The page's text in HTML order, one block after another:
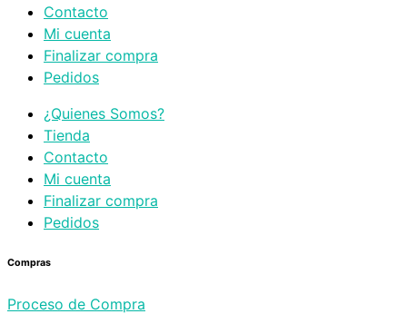
Contacto
Mi cuenta
Finalizar compra
Pedidos
¿Quienes Somos?
Tienda
Contacto
Mi cuenta
Finalizar compra
Pedidos
Compras
Proceso de Compra